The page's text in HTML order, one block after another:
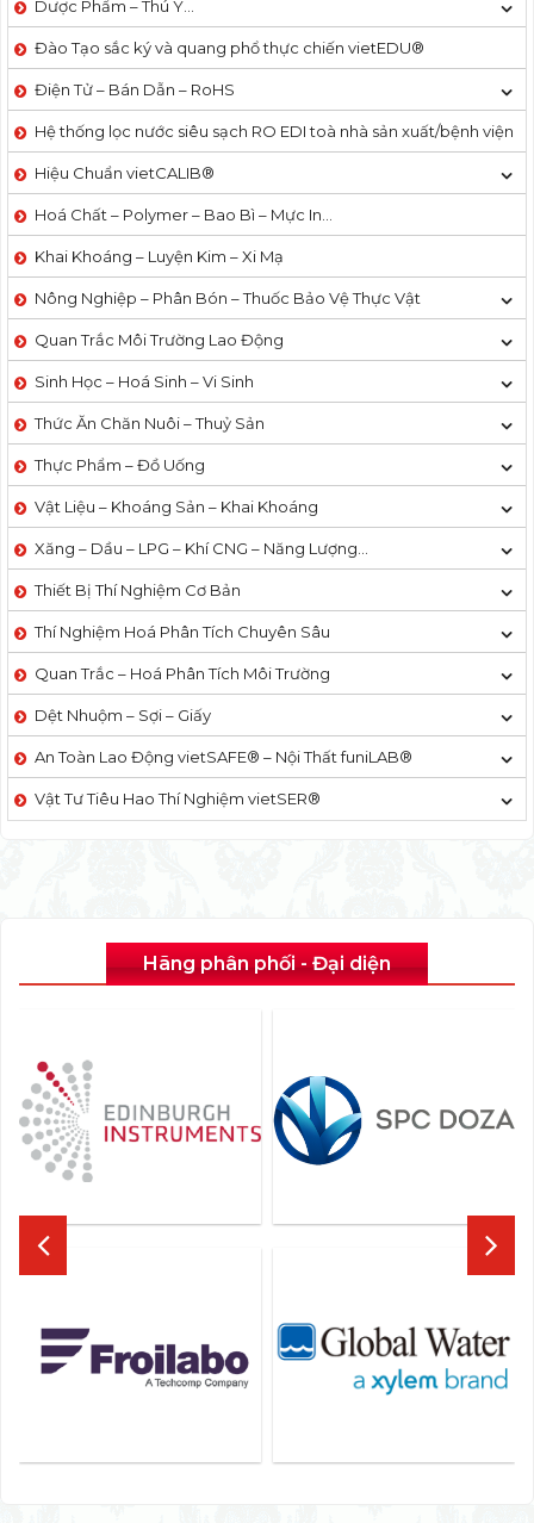
Dược Phẩm – Thú Y…
Đào Tạo sắc ký và quang phổ thực chiến vietEDU®
Điện Tử – Bán Dẫn – RoHS
Hệ thống lọc nước siêu sạch RO EDI​​ toà nhà sản xuất/bệnh viện
Hiệu Chuẩn vietCALIB®
Hoá Chất – Polymer – Bao Bì – Mực In…
Khai Khoáng – Luyện Kim – Xi Mạ
Nông Nghiệp – Phân Bón – Thuốc Bảo Vệ Thực Vật
Quan Trắc Môi Trường Lao Động
Sinh Học – Hoá Sinh – Vi Sinh
Thức Ăn Chăn Nuôi – Thuỷ Sản
Thực Phẩm – Đồ Uống
Vật Liệu – Khoáng Sản – Khai Khoáng
Xăng – Dầu – LPG – Khí CNG – Năng Lượng…
Thiết Bị Thí Nghiệm Cơ Bản
Thí Nghiệm Hoá Phân Tích Chuyên Sâu
Quan Trắc – Hoá Phân Tích Môi Trường
Dệt Nhuộm – Sợi – Giấy
An Toàn Lao Động vietSAFE® – Nội Thất funiLAB®
Vật Tư Tiêu Hao Thí Nghiệm vietSER®
Hãng phân phối - Đại diện